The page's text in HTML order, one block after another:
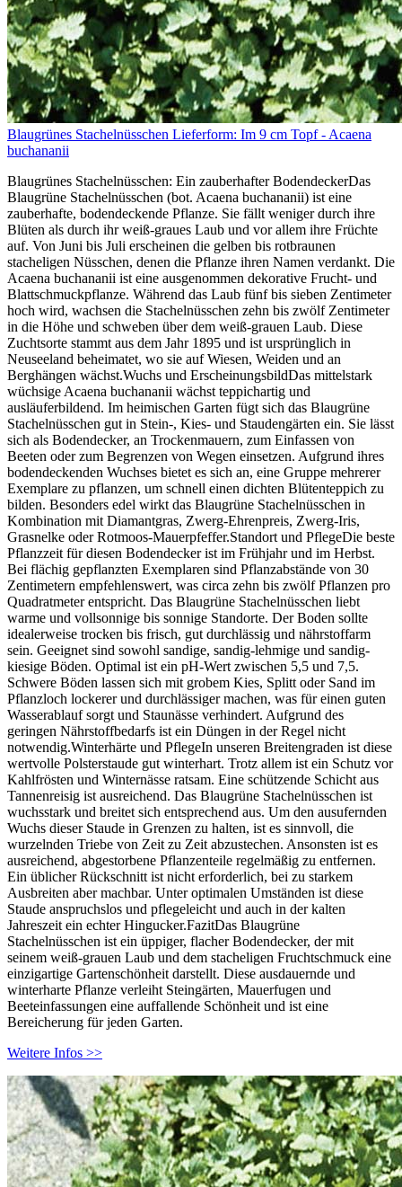
Blaugrünes Stachelnüsschen Lieferform: Im 9 cm Topf - Acaena
buchananii
Blaugrünes Stachelnüsschen: Ein zauberhafter BodendeckerDas
Blaugrüne Stachelnüsschen (bot. Acaena buchananii) ist eine
zauberhafte, bodendeckende Pflanze. Sie fällt weniger durch ihre
Blüten als durch ihr weiß-graues Laub und vor allem ihre Früchte
auf. Von Juni bis Juli erscheinen die gelben bis rotbraunen
stacheligen Nüsschen, denen die Pflanze ihren Namen verdankt. Die
Acaena buchananii ist eine ausgenommen dekorative Frucht- und
Blattschmuckpflanze. Während das Laub fünf bis sieben Zentimeter
hoch wird, wachsen die Stachelnüsschen zehn bis zwölf Zentimeter
in die Höhe und schweben über dem weiß-grauen Laub. Diese
Zuchtsorte stammt aus dem Jahr 1895 und ist ursprünglich in
Neuseeland beheimatet, wo sie auf Wiesen, Weiden und an
Berghängen wächst.Wuchs und ErscheinungsbildDas mittelstark
wüchsige Acaena buchananii wächst teppichartig und
ausläuferbildend. Im heimischen Garten fügt sich das Blaugrüne
Stachelnüsschen gut in Stein-, Kies- und Staudengärten ein. Sie lässt
sich als Bodendecker, an Trockenmauern, zum Einfassen von
Beeten oder zum Begrenzen von Wegen einsetzen. Aufgrund ihres
bodendeckenden Wuchses bietet es sich an, eine Gruppe mehrerer
Exemplare zu pflanzen, um schnell einen dichten Blütenteppich zu
bilden. Besonders edel wirkt das Blaugrüne Stachelnüsschen in
Kombination mit Diamantgras, Zwerg-Ehrenpreis, Zwerg-Iris,
Grasnelke oder Rotmoos-Mauerpfeffer.Standort und PflegeDie beste
Pflanzzeit für diesen Bodendecker ist im Frühjahr und im Herbst.
Bei flächig gepflanzten Exemplaren sind Pflanzabstände von 30
Zentimetern empfehlenswert, was circa zehn bis zwölf Pflanzen pro
Quadratmeter entspricht. Das Blaugrüne Stachelnüsschen liebt
warme und vollsonnige bis sonnige Standorte. Der Boden sollte
idealerweise trocken bis frisch, gut durchlässig und nährstoffarm
sein. Geeignet sind sowohl sandige, sandig-lehmige und sandig-
kiesige Böden. Optimal ist ein pH-Wert zwischen 5,5 und 7,5.
Schwere Böden lassen sich mit grobem Kies, Splitt oder Sand im
Pflanzloch lockerer und durchlässiger machen, was für einen guten
Wasserablauf sorgt und Staunässe verhindert. Aufgrund des
geringen Nährstoffbedarfs ist ein Düngen in der Regel nicht
notwendig.Winterhärte und PflegeIn unseren Breitengraden ist diese
wertvolle Polsterstaude gut winterhart. Trotz allem ist ein Schutz vor
Kahlfrösten und Winternässe ratsam. Eine schützende Schicht aus
Tannenreisig ist ausreichend. Das Blaugrüne Stachelnüsschen ist
wuchsstark und breitet sich entsprechend aus. Um den ausufernden
Wuchs dieser Staude in Grenzen zu halten, ist es sinnvoll, die
wurzelnden Triebe von Zeit zu Zeit abzustechen. Ansonsten ist es
ausreichend, abgestorbene Pflanzenteile regelmäßig zu entfernen.
Ein üblicher Rückschnitt ist nicht erforderlich, bei zu starkem
Ausbreiten aber machbar. Unter optimalen Umständen ist diese
Staude anspruchslos und pflegeleicht und auch in der kalten
Jahreszeit ein echter Hingucker.FazitDas Blaugrüne
Stachelnüsschen ist ein üppiger, flacher Bodendecker, der mit
seinem weiß-grauen Laub und dem stacheligen Fruchtschmuck eine
einzigartige Gartenschönheit darstellt. Diese ausdauernde und
winterharte Pflanze verleiht Steingärten, Mauerfugen und
Beeteinfassungen eine auffallende Schönheit und ist eine
Bereicherung für jeden Garten.
Weitere Infos >>